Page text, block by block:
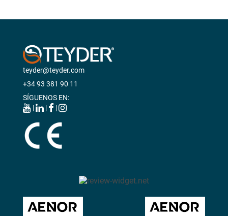
teyder@teyder.com
+34 93 381 90 11
SÍGUENOS EN:
|
| |